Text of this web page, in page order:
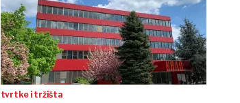
tvrtke i tržišta